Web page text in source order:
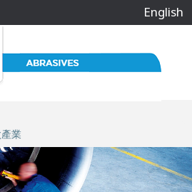
English
業